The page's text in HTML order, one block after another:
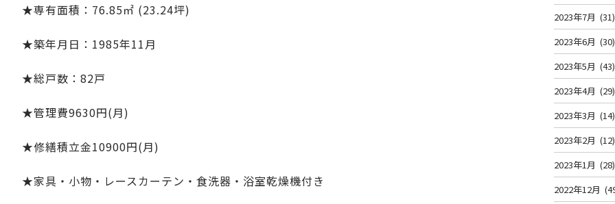
★専有面積：76.85㎡ (23.24坪)
★築年月日：1985年11月
★総戸数：82戸
★管理費9630円(月)
★修繕積立金10900円(月)
★家具・小物・レースカーテン・食洗器・浴室乾燥機付き
2023年7月 (31)
2023年6月 (30)
2023年5月 (43)
2023年4月 (29)
2023年3月 (14)
2023年2月 (12)
2023年1月 (28)
2022年12月